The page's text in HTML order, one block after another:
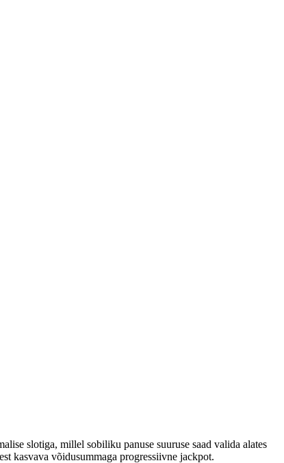
slotiga, millel sobiliku panuse suuruse saad valida alates
kasvava võidusummaga progressiivne jackpot.